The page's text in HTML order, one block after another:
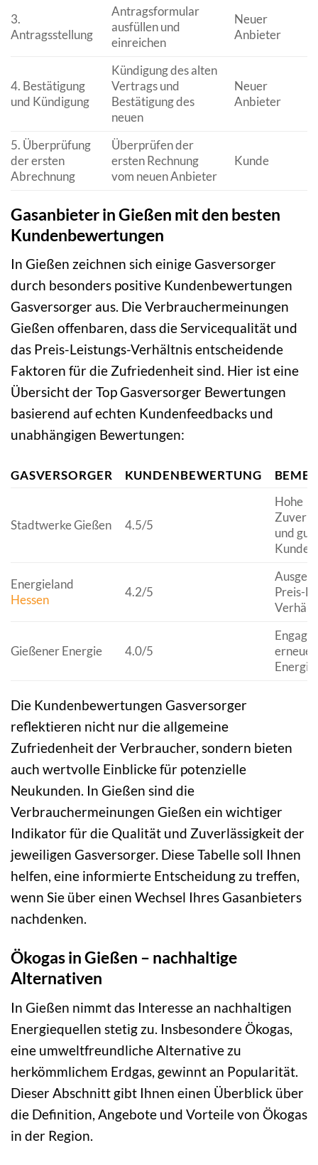
3.
Antragsstellung
Antragsformular
ausfüllen und
einreichen
Neuer
Anbieter
4. Bestätigung
und Kündigung
Kündigung des alten
Vertrags und
Bestätigung des
neuen
Neuer
Anbieter
5. Überprüfung
der ersten
Abrechnung
Überprüfen der
ersten Rechnung
vom neuen Anbieter
Kunde
Gasanbieter in Gießen mit den besten
Kundenbewertungen
In Gießen zeichnen sich einige Gasversorger
durch besonders positive Kundenbewertungen
Gasversorger aus. Die Verbrauchermeinungen
Gießen offenbaren, dass die Servicequalität und
das Preis-Leistungs-Verhältnis entscheidende
Faktoren für die Zufriedenheit sind. Hier ist eine
Übersicht der Top Gasversorger Bewertungen
basierend auf echten Kundenfeedbacks und
unabhängigen Bewertungen:
GASVERSORGER KUNDENBEWERTUNG
Stadtwerke Gießen 4.5/5
Hohe
und
Energieland
Hessen
4.2/5
Preis-
Gießener Energie 4.0/5
Die Kundenbewertungen Gasversorger
reflektieren nicht nur die allgemeine
Zufriedenheit der Verbraucher, sondern bieten
auch wertvolle Einblicke für potenzielle
Neukunden. In Gießen sind die
Verbrauchermeinungen Gießen ein wichtiger
Indikator für die Qualität und Zuverlässigkeit der
jeweiligen Gasversorger. Diese Tabelle soll Ihnen
helfen, eine informierte Entscheidung zu treffen,
wenn Sie über einen Wechsel Ihres Gasanbieters
nachdenken.
Ökogas in Gießen – nachhaltige
Alternativen
In Gießen nimmt das Interesse an nachhaltigen
Energiequellen stetig zu. Insbesondere Ökogas,
eine umweltfreundliche Alternative zu
herkömmlichem Erdgas, gewinnt an Popularität.
Dieser Abschnitt gibt Ihnen einen Überblick über
die Definition, Angebote und Vorteile von Ökogas
in der Region.